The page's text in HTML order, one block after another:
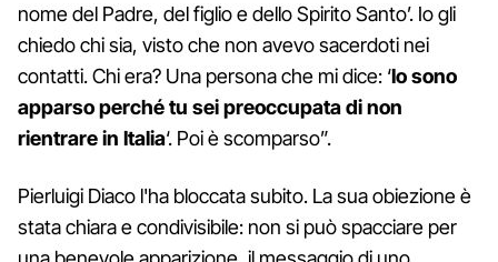
nome del Padre, del figlio e dello Spirito Santo’. Io gli
chiedo chi sia, visto che non avevo sacerdoti nei
contatti. Chi era? Una persona che mi dice: ‘Io sono
apparso perché tu sei preoccupata di non
rientrare in Italia‘. Poi è scomparso”.
Pierluigi Diaco l'ha bloccata subito. La sua obiezione è
stata chiara e condivisibile: non si può spacciare per